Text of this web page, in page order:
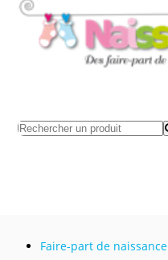
Faire-part de naissance